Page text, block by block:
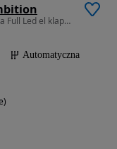
1984 cm3 • 180 KM • 2.0 180KM 4X4 DSG Skóra Full Led el klapa Panoramadach bezwypadek
Automatyczna